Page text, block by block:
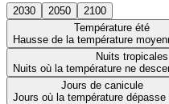
2030 2050
2100
Température été
Hausse de la température
Nuits tropicales
Nuits où la température ne
Jours de canicule
Jours où la température dépasse